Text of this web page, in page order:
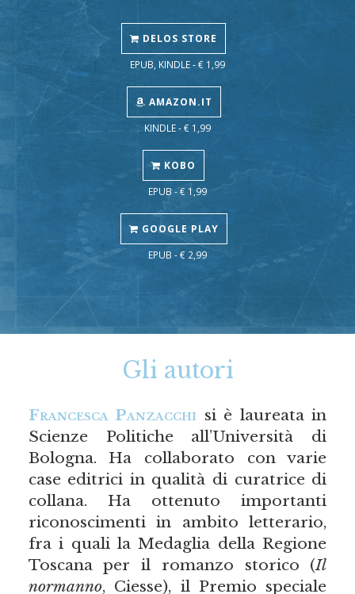
DELOS STORE
EPUB, KINDLE - € 1,99
AMAZON.IT
KINDLE - € 1,99
KOBO
EPUB - € 1,99
GOOGLE PLAY
EPUB - € 2,99
Gli autori
Francesca Panzacchi si è laureata in
Scienze Politiche all’Università di
Bologna. Ha collaborato con varie
case editrici in qualità di curatrice di
collana. Ha ottenuto importanti
riconoscimenti in ambito letterario,
fra i quali la Medaglia della Regione
Toscana per il romanzo storico (Il
normanno, Ciesse), il Premio speciale